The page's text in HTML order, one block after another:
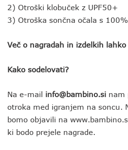
2) Otroški klobuček z UPF50+
3) Otroška sončna očala s
Več o nagradah in izdelkih
Kako sodelovati?
Na e-mail info@bambino.si nam
otroka med igranjem na soncu.
bomo objavili na
ki bodo prejele nagrade.